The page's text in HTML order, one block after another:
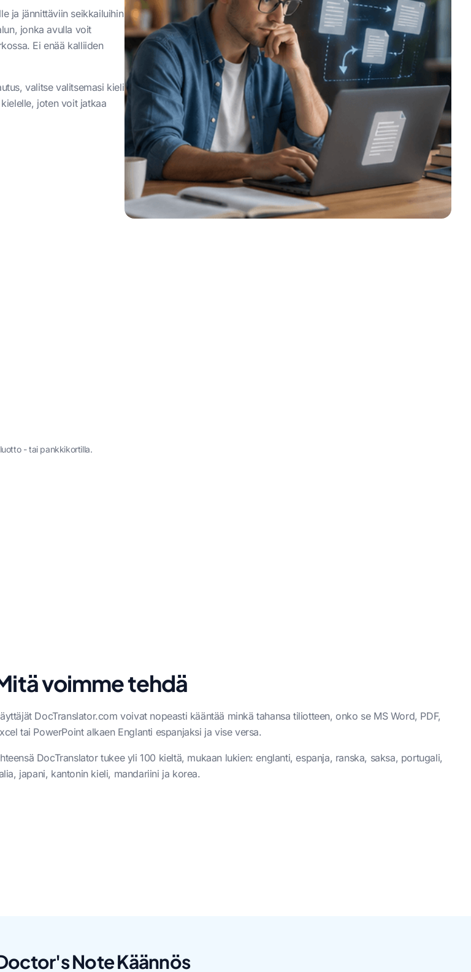
ja jännittäviin seikkailuihin
jonka avulla voit
Ei enää kalliiden
valitse valitsemasi kieli
joten voit jatkaa
- tai pankkikortilla.
voimme tehdä
DocTranslator.com voivat nopeasti kääntää minkä tahansa tiliotteen, onko se MS Word, PDF,
tai PowerPoint alkaen Englanti espanjaksi ja vise versa.
DocTranslator tukee yli 100 kieltä, mukaan lukien: englanti, espanja, ranska, saksa, portugali,
japani, kantonin kieli, mandariini ja korea.
Note Käännös